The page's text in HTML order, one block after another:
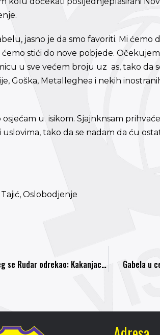
jasno je da smo favoriti. Mi ćemo
stići do nove pobjede.
u sve većem broju uz as, tako da
Goška, Metalleghea i nekih
u isikom. Sjajnknsam
uslovima, tako da se nadam da ću
Oslobodjenje
INTERVJU Igrač kojeg se Rudar odrekao: Kakanjac Belmin Čehajić briljira u visočkoj Bosni Gabela u